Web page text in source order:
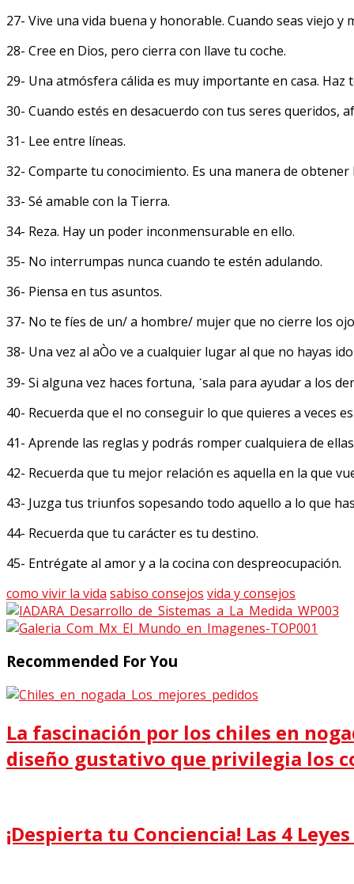
27- Vive una vida buena y honorable. Cuando seas viejo y
28- Cree en Dios, pero cierra con llave tu coche.
29- Una atmósfera cálida es muy importante en casa.
30- Cuando estés en desacuerdo con tus seres queridos,
31- Lee entre líneas.
32- Comparte tu conocimiento. Es una manera de obtener
33- Sé amable con la Tierra.
34- Reza. Hay un poder inconmensurable en ello.
35- No interrumpas nunca cuando te estén adulando.
36- Piensa en tus asuntos.
37- No te fíes de un/ a hombre/ mujer que no cierre los
38- Una vez al aÒo ve a cualquier lugar al que no hayas
39- Si alguna vez haces fortuna, ˙sala para ayudar a los
40- Recuerda que el no conseguir lo que quieres a veces
41- Aprende las reglas y podrás romper cualquiera de
42- Recuerda que tu mejor relación es aquella en la que
43- Juzga tus triunfos sopesando todo aquello a lo que
44- Recuerda que tu carácter es tu destino.
45- Entrégate al amor y a la cocina con despreocupación.
como vivir la vida sabiso consejos vida y consejos
Recommended For You
La fascinación por los chiles en
diseño gustativo que privilegia los
¡Despierta tu Conciencia! Las 4